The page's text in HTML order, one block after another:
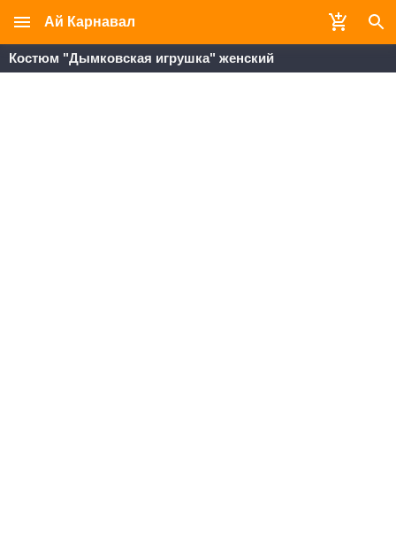
Ай Карнавал
Костюм "Дымковская игрушка" женский